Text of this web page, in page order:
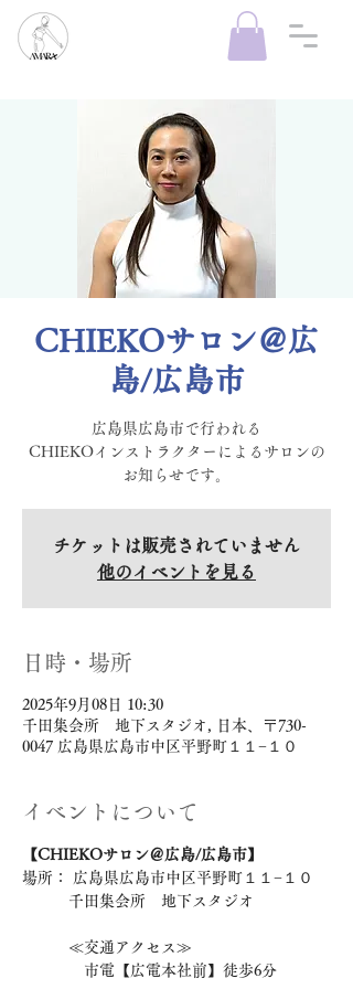
CHIEKOサロン＠広
島/広島市
広島県広島市で行われる
CHIEKOインストラクターによるサロンの
お知らせです。
チケットは販売されていません
他のイベントを見る
日時・場所
2025年9月08日 10:30
千田集会所 地下スタジオ, 日本、〒730-
0047 広島県広島市中区平野町１１−１０
イベントについて
【CHIEKOサロン＠広島/広島市】
場所： 広島県広島市中区平野町１１−１０
千田集会所　地下スタジオ
≪交通アクセス≫
市電【広電本社前】徒歩6分